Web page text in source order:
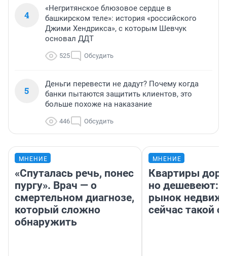
4
«Негритянское блюзовое сердце в
башкирском теле»: история «российского
Джими Хендрикса», с которым Шевчук
основал ДДТ
525 Обсудить
5
Деньги перевести не дадут? Почему когда
банки пытаются защитить клиентов, это
больше похоже на наказание
446 Обсудить
МНЕНИЕ
«Спуталась речь, понес
пургу». Врач — о
смертельном диагнозе,
который сложно
обнаружить
МНЕНИЕ
Квартиры
но дешевеют:
рынок
сейчас такой